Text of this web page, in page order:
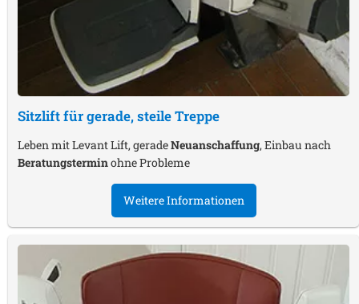
Sitzlift für gerade, steile Treppe
Leben mit Levant Lift, geradeNeuanschaffung, Einbau nach
Beratungsterminohne Probleme
Weitere Informationen